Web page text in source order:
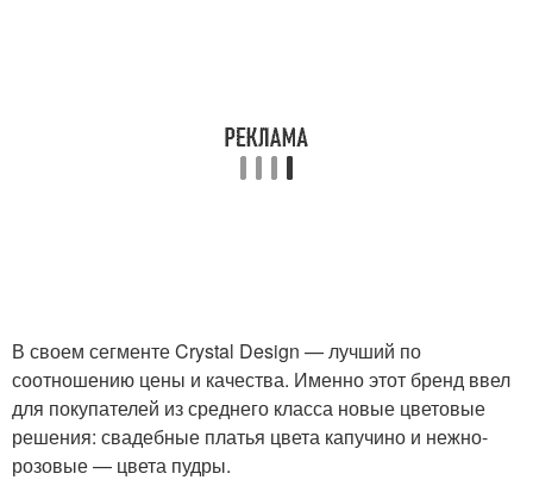
В своем сегменте Crystal Design — лучший по
соотношению цены и качества. Именно этот бренд ввел
для покупателей из среднего класса новые цветовые
решения: свадебные платья цвета капучино и нежно-
розовые — цвета пудры.